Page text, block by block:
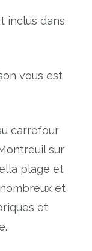
inclus dans
vous est
carrefour
sur
plage et
et
et